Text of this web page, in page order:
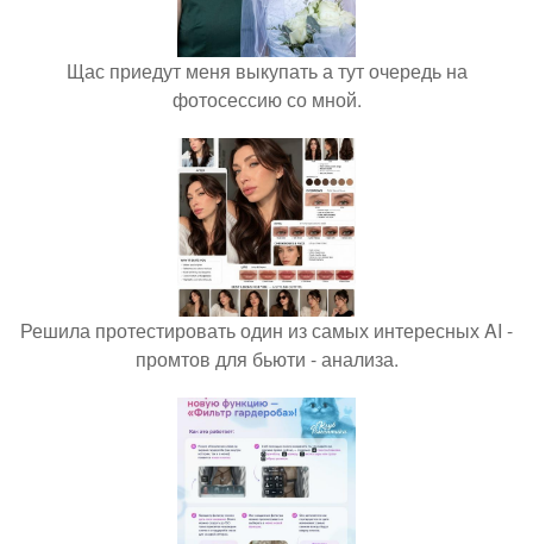
Щас приедут меня выкупать а тут очередь на
фотосессию со мной.
Решила протестировать один из самых интересных AI -
промтов для бьюти - анализа.